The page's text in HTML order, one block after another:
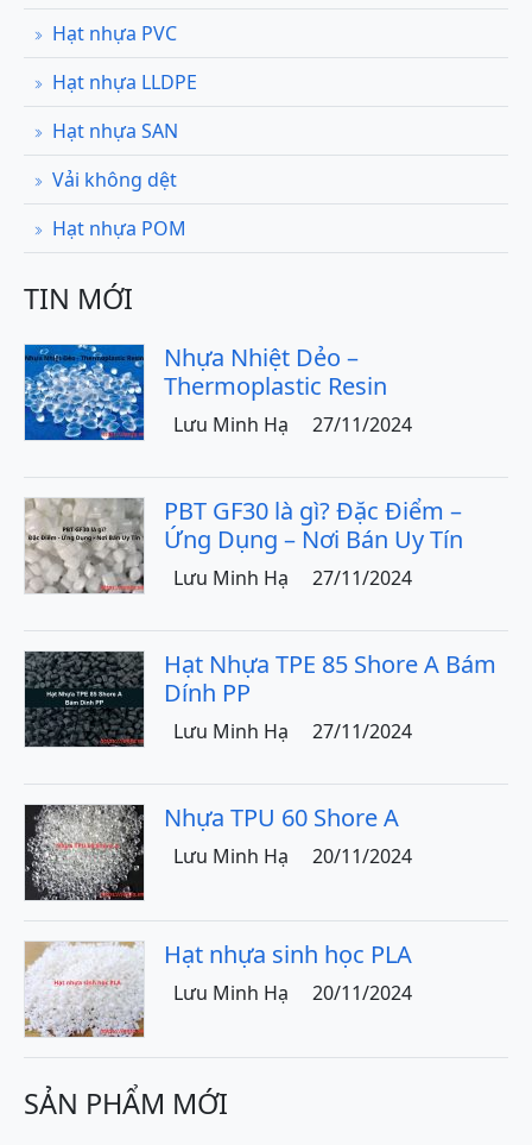
Hạt nhựa PVC
Hạt nhựa LLDPE
Hạt nhựa SAN
Vải không dệt
Hạt nhựa POM
TIN MỚI
Nhựa Nhiệt Dẻo –
Thermoplastic Resin
Lưu Minh Hạ 27/11/2024
PBT GF30 là gì? Đặc Điểm –
Ứng Dụng – Nơi Bán Uy Tín
Lưu Minh Hạ 27/11/2024
Hạt Nhựa TPE 85 Shore A Bám
Dính PP
Lưu Minh Hạ 27/11/2024
Nhựa TPU 60 Shore A
Lưu Minh Hạ 20/11/2024
Hạt nhựa sinh học PLA
Lưu Minh Hạ 20/11/2024
SẢN PHẨM MỚI